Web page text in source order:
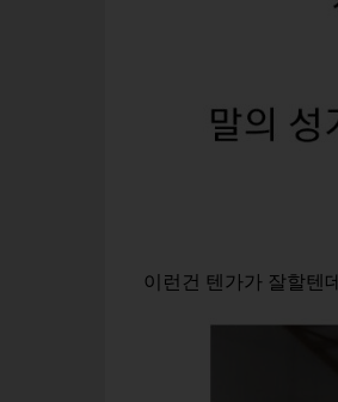
이런건 텐가가 잘할텐데